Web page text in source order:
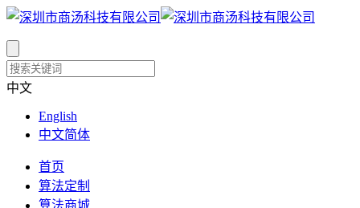
中文
English
中文简体
首页
算法定制
算法商城